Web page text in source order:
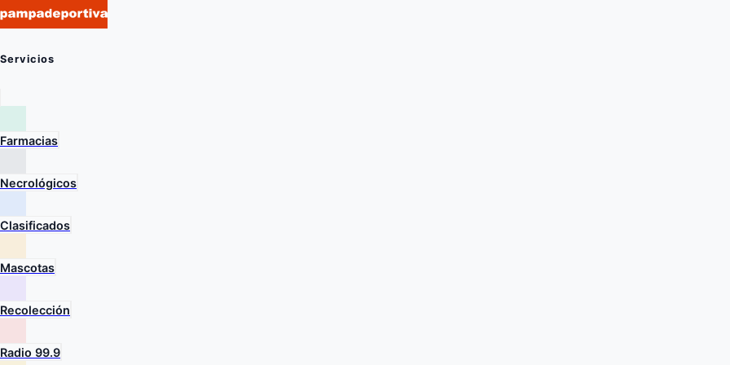
Servicios
Farmacias
Necrológicos
Clasificados
Mascotas
Recolección
Radio 99.9